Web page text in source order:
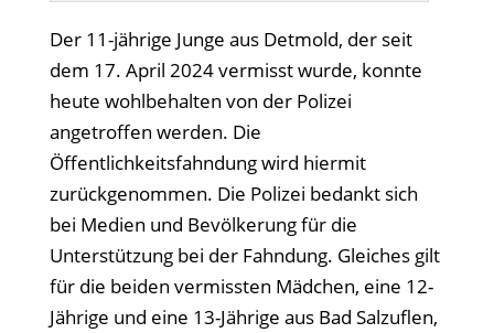
Der 11-jährige Junge aus Detmold, der seit
dem 17. April 2024 vermisst wurde, konnte
heute wohlbehalten von der Polizei
angetroffen werden. Die
Öffentlichkeitsfahndung wird hiermit
zurückgenommen. Die Polizei bedankt sich
bei Medien und Bevölkerung für die
Unterstützung bei der Fahndung. Gleiches gilt
für die beiden vermissten Mädchen, eine 12-
Jährige und eine 13-Jährige aus Bad Salzuflen,